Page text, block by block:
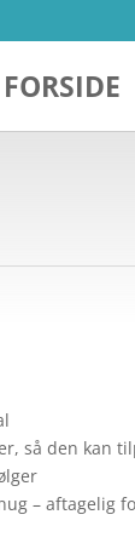
FORSIDE
så den kan
– aftagelig